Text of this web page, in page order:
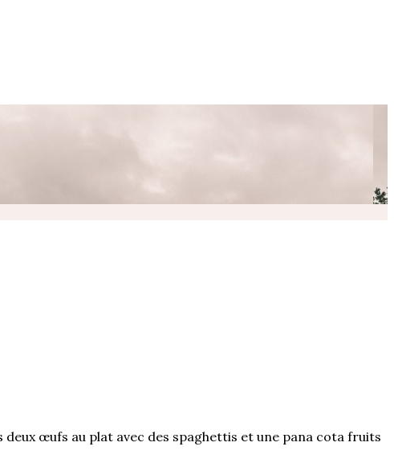
œufs au plat avec des spaghettis et une pana cota fruits